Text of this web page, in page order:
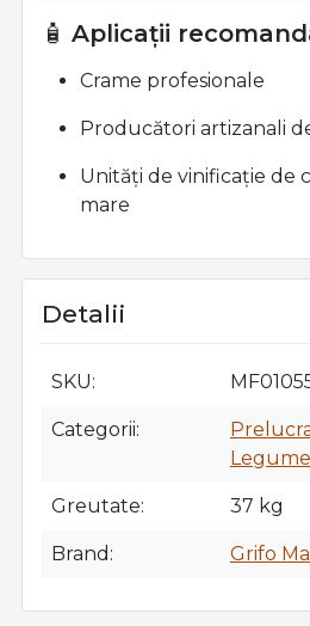
🧴 Aplicații
Crame profesionale
Producători artizanali
Unități de vinificație de
mare
Detalii
SKU
Categorii
Greutate 37 kg
Brand Grifo